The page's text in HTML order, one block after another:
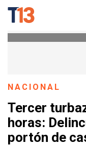
NACIONAL
Tercer
horas:
portón de